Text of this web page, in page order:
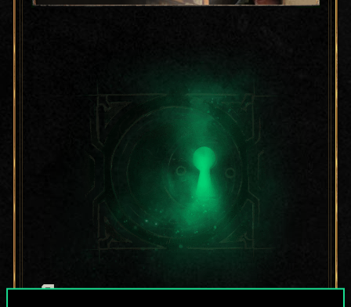
Bis jetzt ist dies nur